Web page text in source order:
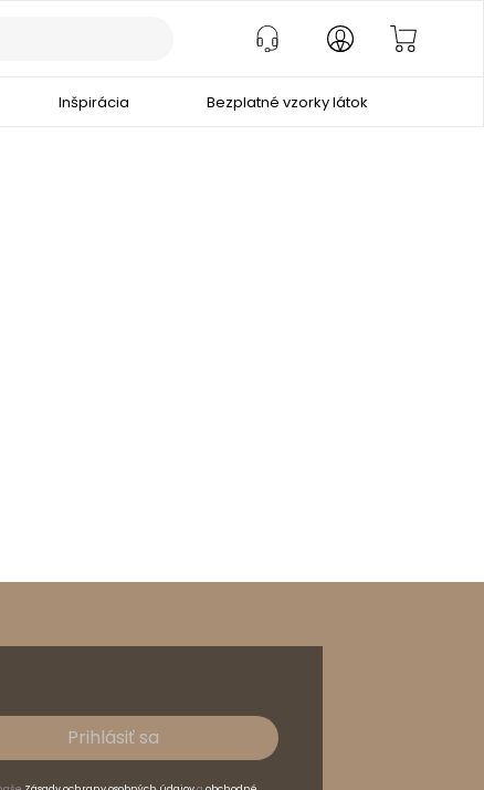
Inšpirácia Bezplatné vzorky látok
Prihlásiť sa